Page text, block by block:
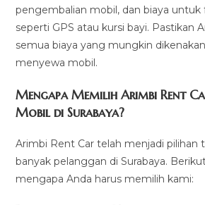
pengembalian mobil, dan biaya untuk
seperti GPS atau kursi bayi. Pastikan
semua biaya yang mungkin
menyewa mobil.
Mengapa Memilih Arimbi Rent
Mobil di Surabaya?
Arimbi Rent Car telah menjadi pilihan
banyak pelanggan di Surabaya.
mengapa Anda harus memilih kami: